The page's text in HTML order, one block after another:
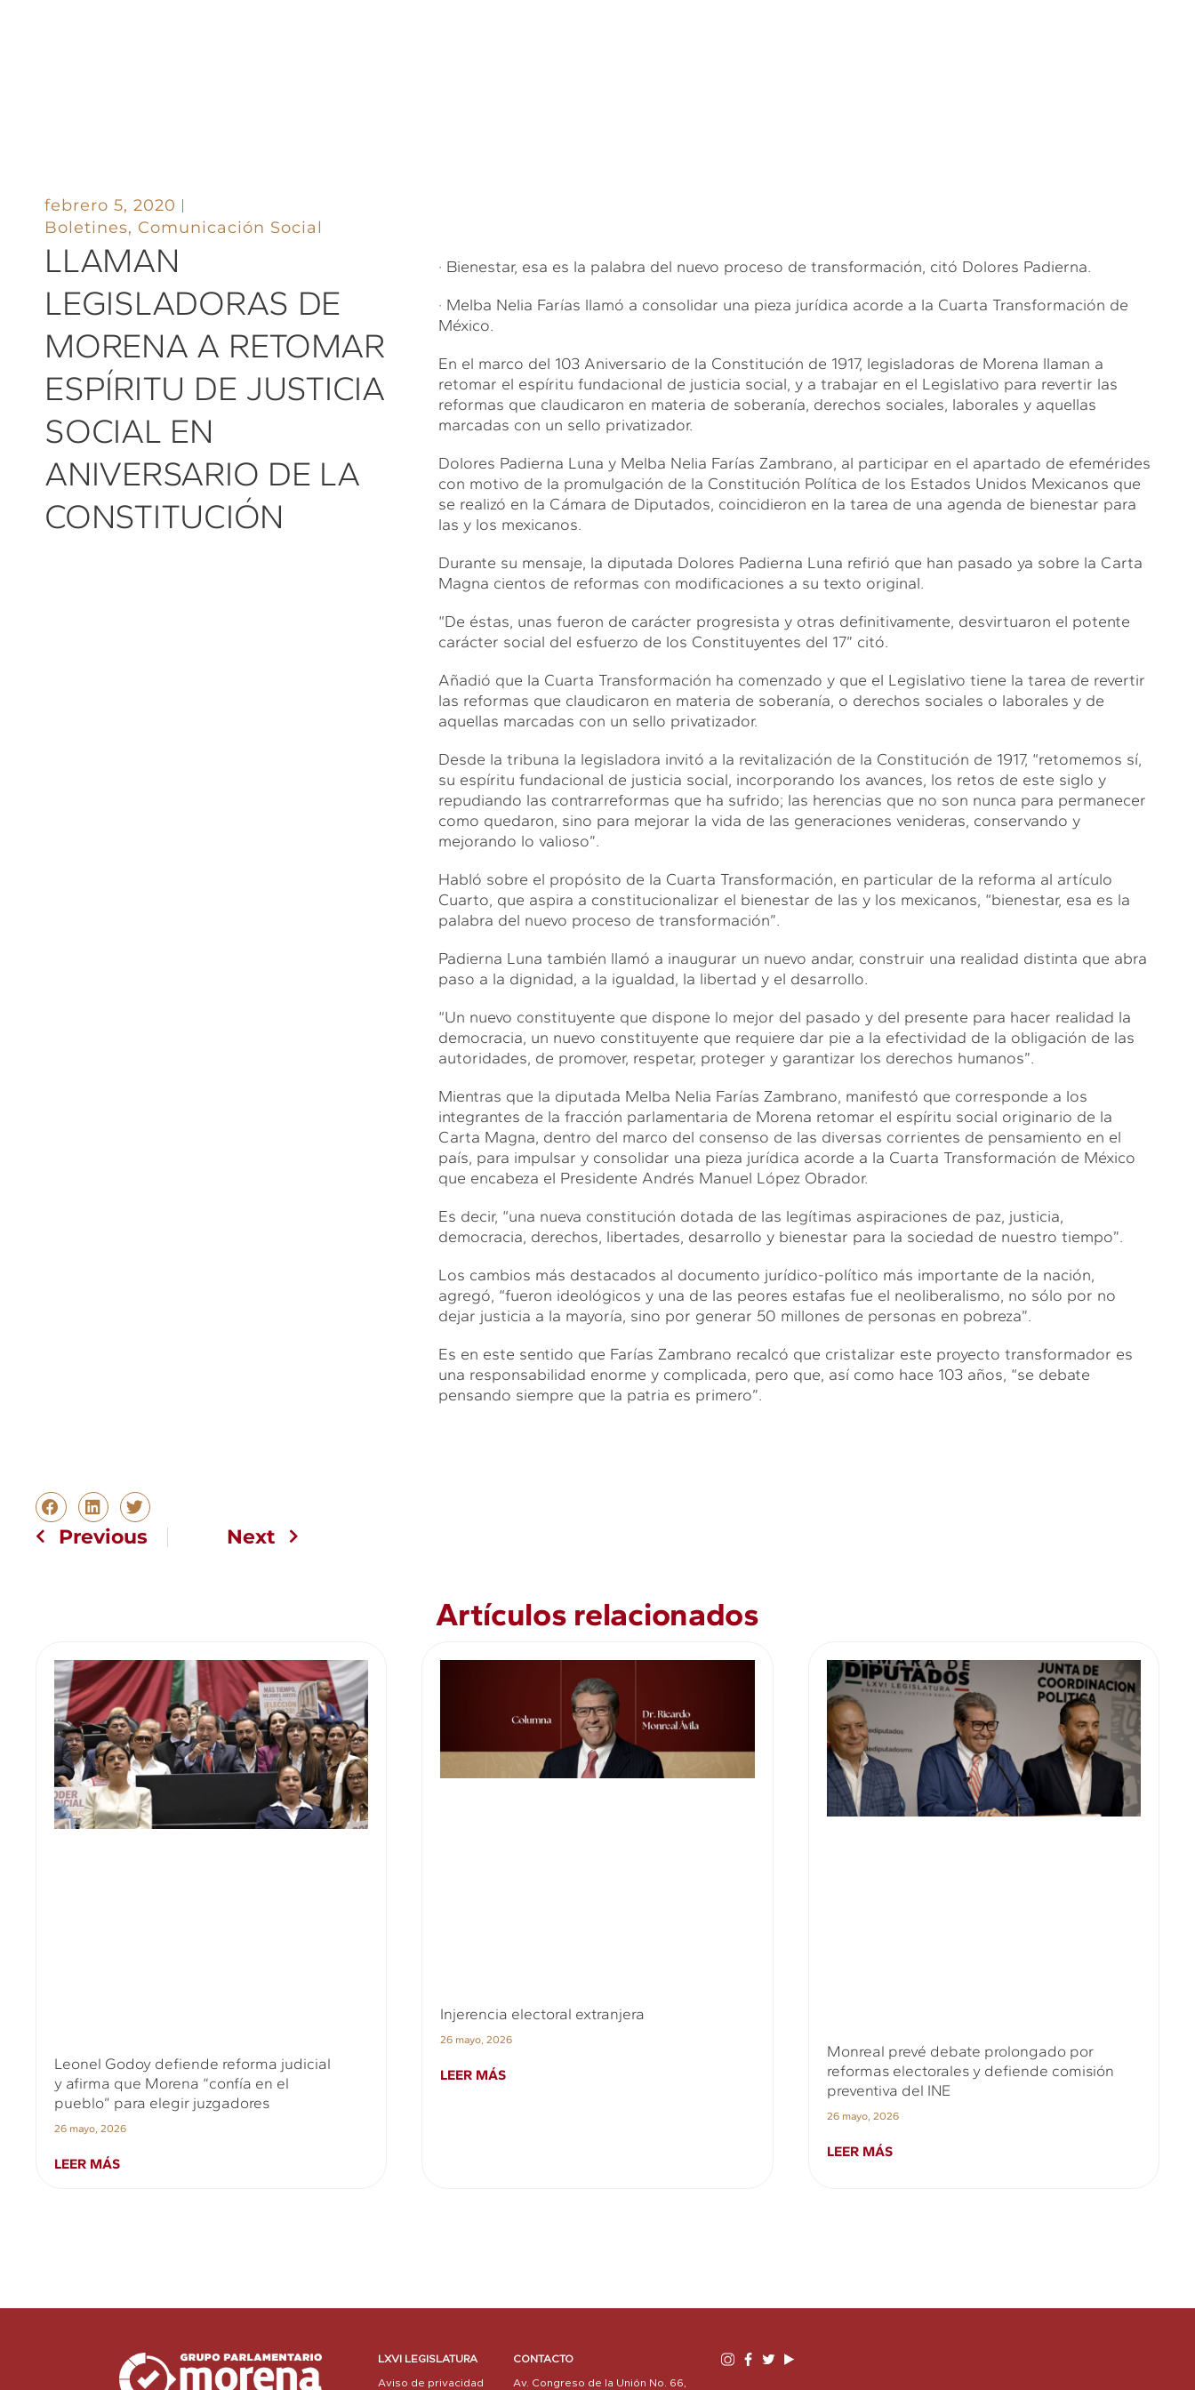
febrero 5, 2020
Boletines, Comunicación Social
LLAMAN
LEGISLADORAS DE
MORENA A RETOMAR
ESPÍRITU DE JUSTICIA
SOCIAL EN
ANIVERSARIO DE LA
CONSTITUCIÓN
· Bienestar, esa es la palabra del nuevo proceso de transformación, citó Dolores Padierna.
· Melba Nelia Farías llamó a consolidar una pieza jurídica acorde a la Cuarta Transformación de
México.
En el marco del 103 Aniversario de la Constitución de 1917, legisladoras de Morena llaman a
retomar el espíritu fundacional de justicia social, y a trabajar en el Legislativo para revertir las
reformas que claudicaron en materia de soberanía, derechos sociales, laborales y aquellas
marcadas con un sello privatizador.
Dolores Padierna Luna y Melba Nelia Farías Zambrano, al participar en el apartado de efemérides
con motivo de la promulgación de la Constitución Política de los Estados Unidos Mexicanos que
se realizó en la Cámara de Diputados, coincidieron en la tarea de una agenda de bienestar para
las y los mexicanos.
Durante su mensaje, la diputada Dolores Padierna Luna refirió que han pasado ya sobre la Carta
Magna cientos de reformas con modificaciones a su texto original.
“De éstas, unas fueron de carácter progresista y otras definitivamente, desvirtuaron el potente
carácter social del esfuerzo de los Constituyentes del 17” citó.
Añadió que la Cuarta Transformación ha comenzado y que el Legislativo tiene la tarea de revertir
las reformas que claudicaron en materia de soberanía, o derechos sociales o laborales y de
aquellas marcadas con un sello privatizador.
Desde la tribuna la legisladora invitó a la revitalización de la Constitución de 1917, “retomemos sí,
su espíritu fundacional de justicia social, incorporando los avances, los retos de este siglo y
repudiando las contrarreformas que ha sufrido; las herencias que no son nunca para permanecer
como quedaron, sino para mejorar la vida de las generaciones venideras, conservando y
mejorando lo valioso”.
Habló sobre el propósito de la Cuarta Transformación, en particular de la reforma al artículo
Cuarto, que aspira a constitucionalizar el bienestar de las y los mexicanos, “bienestar, esa es la
palabra del nuevo proceso de transformación”.
Padierna Luna también llamó a inaugurar un nuevo andar, construir una realidad distinta que abra
paso a la dignidad, a la igualdad, la libertad y el desarrollo.
“Un nuevo constituyente que dispone lo mejor del pasado y del presente para hacer realidad la
democracia, un nuevo constituyente que requiere dar pie a la efectividad de la obligación de las
autoridades, de promover, respetar, proteger y garantizar los derechos humanos”.
Mientras que la diputada Melba Nelia Farías Zambrano, manifestó que corresponde a los
integrantes de la fracción parlamentaria de Morena retomar el espíritu social originario de la
Carta Magna, dentro del marco del consenso de las diversas corrientes de pensamiento en el
país, para impulsar y consolidar una pieza jurídica acorde a la Cuarta Transformación de México
que encabeza el Presidente Andrés Manuel López Obrador.
Es decir, “una nueva constitución dotada de las legítimas aspiraciones de paz, justicia,
democracia, derechos, libertades, desarrollo y bienestar para la sociedad de nuestro tiempo”.
Los cambios más destacados al documento jurídico-político más importante de la nación,
agregó, “fueron ideológicos y una de las peores estafas fue el neoliberalismo, no sólo por no
dejar justicia a la mayoría, sino por generar 50 millones de personas en pobreza”.
Es en este sentido que Farías Zambrano recalcó que cristalizar este proyecto transformador es
una responsabilidad enorme y complicada, pero que, así como hace 103 años, “se debate
pensando siempre que la patria es primero”.
Previous Next
Artículos relacionados
Leonel Godoy defiende reforma judicial
y afirma que Morena “confía en el
pueblo” para elegir juzgadores
26 mayo, 2026
LEER MÁS
Injerencia electoral extranjera
26 mayo, 2026
LEER MÁS
Monreal prevé debate prolongado por
reformas electorales y defiende comisión
preventiva del INE
26 mayo, 2026
LEER MÁS
LXVI LEGISLATURA
Aviso de privacidad
CONTACTO
Av. Congreso de la Unión No. 66,